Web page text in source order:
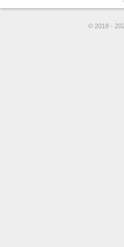
© 2018 -